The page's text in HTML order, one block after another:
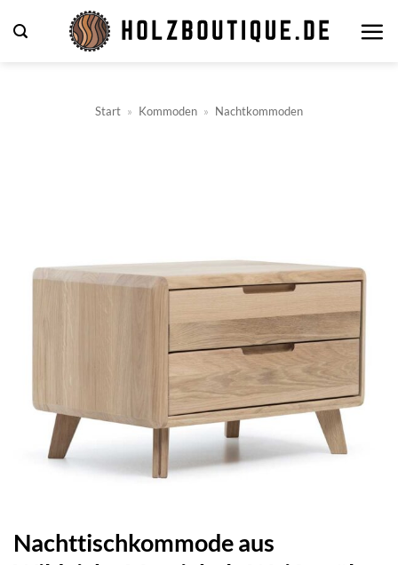
Inhalt
Start » Kommoden » Nachtkommoden
Nachttischkommode aus